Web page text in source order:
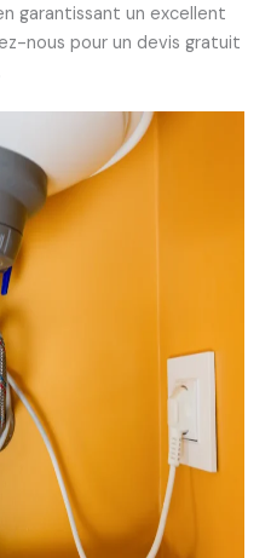
garantissant un excellent
nous pour un devis gratuit